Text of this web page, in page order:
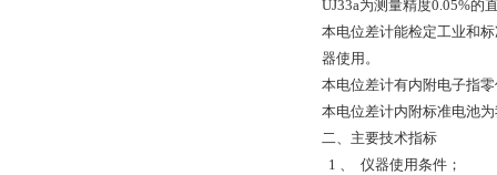
UJ33a为测量精度0.05%的
本电位差计能检定工业和
器使用。
本电位差计有内附电子指
本电位差计内附标准电池
二、主要技术指标
1 、 仪器使用条件；